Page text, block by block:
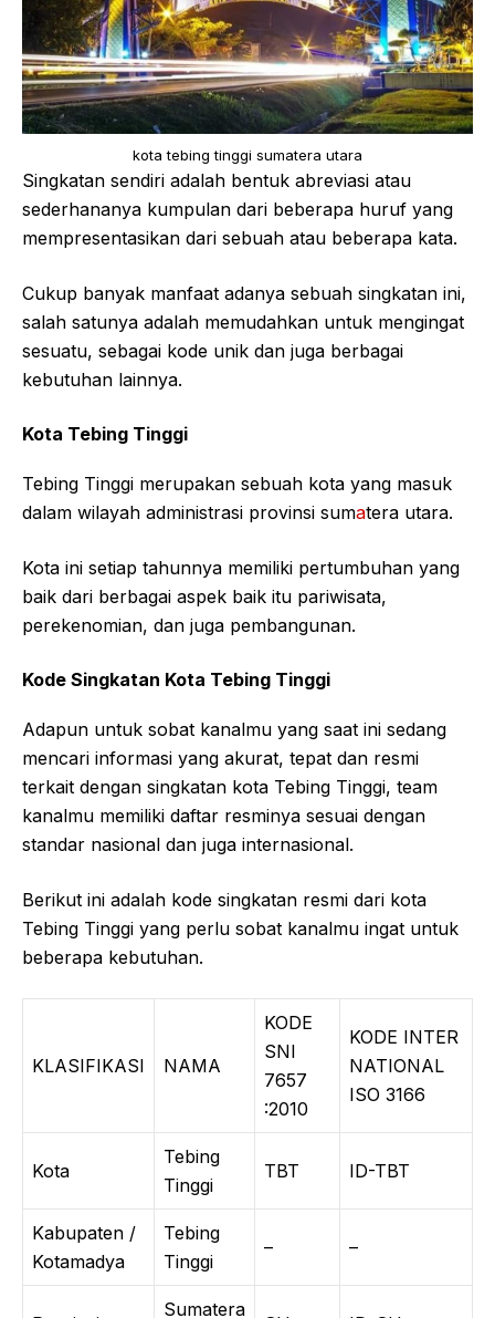
kota tebing tinggi sumatera utara
Singkatan sendiri adalah bentuk abreviasi atau
sederhananya kumpulan dari beberapa huruf yang
mempresentasikan dari sebuah atau beberapa kata.
Cukup banyak manfaat adanya sebuah singkatan ini,
salah satunya adalah memudahkan untuk mengingat
sesuatu, sebagai kode unik dan juga berbagai
kebutuhan lainnya.
Kota Tebing Tinggi
Tebing Tinggi merupakan sebuah kota yang masuk
dalam wilayah administrasi provinsi sumatera utara.
Kota ini setiap tahunnya memiliki pertumbuhan yang
baik dari berbagai aspek baik itu pariwisata,
perekenomian, dan juga pembangunan.
Kode Singkatan Kota Tebing Tinggi
Adapun untuk sobat kanalmu yang saat ini sedang
mencari informasi yang akurat, tepat dan resmi
terkait dengan singkatan kota Tebing Tinggi, team
kanalmu memiliki daftar resminya sesuai dengan
standar nasional dan juga internasional.
Berikut ini adalah kode singkatan resmi dari kota
Tebing Tinggi yang perlu sobat kanalmu ingat untuk
beberapa kebutuhan.
KLASIFIKASI NAMA
KODE
SNI
7657
:2010
KODE INTER
NATIONAL
ISO 3166
Kota
Tebing
Tinggi
TBT ID-TBT
Kabupaten /
Kotamadya
Tebing
Tinggi
– –
Sumatera